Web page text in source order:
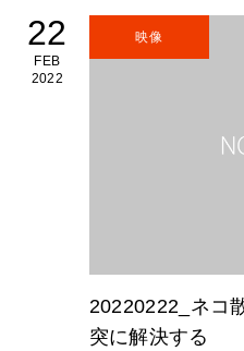
22
FEB
2022
映像
20220222_ネコ
突に解決する